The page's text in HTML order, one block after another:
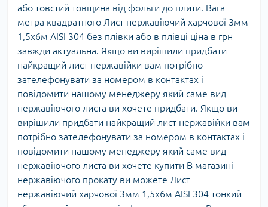
або товстий товщина від фольги до плити. Вага
метра квадратного Лист нержавіючий харчової 3мм
1,5х6м AISI 304 без плівки або в плівці ціна в грн
завжди актуальна. Якщо ви вирішили придбати
найкращий лист нержавійки вам потрібно
зателефонувати за номером в контактах і
повідомити нашому менеджеру який саме вид
нержавіючого листа ви хочете придбати. Якщо ви
вирішили придбати найкращий лист нержавійки вам
потрібно зателефонувати за номером в контактах і
повідомити нашому менеджеру який саме вид
нержавіючого листа ви хочете купити В магазині
нержавіючого прокату ви можете Лист
нержавіючий харчової 3мм 1,5х6м AISI 304 тонкий